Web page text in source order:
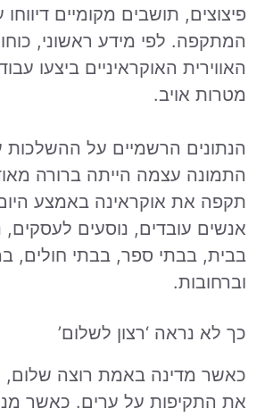
פיצוצים, תושבים מקומיים
המתקפה. לפי מידע ראשוני,
האווירית האוקראיניים ביצעו
מטרות אויב.
הנתונים הרשמיים על ההשלכות
התמונה עצמה הייתה ברורה
תקפה את אוקראינה באמצע
אנשים עובדים, נוסעים לעסקים,
בבית, בבתי ספר, בבתי חולים,
וברחובות.
כך לא נראה ‘רצון לשלום’
כאשר מדינה באמת רוצה שלום,
את התקיפות על ערים. כאשר